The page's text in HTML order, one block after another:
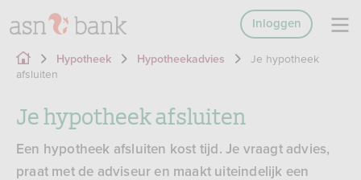
Inloggen
Hypotheek Hypotheekadvies
Je hypotheek
afsluiten
Je hypotheek afsluiten
Een hypotheek afsluiten kost tijd. Je vraagt advies,
praat met de adviseur en maakt uiteindelijk een